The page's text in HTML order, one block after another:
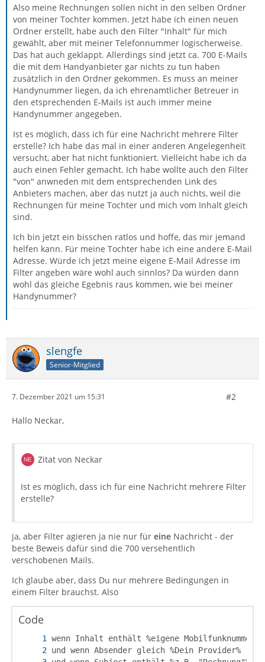
Also meine Rechnungen sollen nicht in den selben Ordner
von meiner Tochter kommen. Jetzt habe ich einen neuen
Ordner erstellt, habe auch den Filter "Inhalt" für mich
gewählt, aber mit meiner Telefonnummer logischerweise.
Das hat auch geklappt. Allerdings sind jetzt ca. 700 E-Mails
die mit dem Handyanbieter gar nichts zu tun haben
zusätzlich in den Ordner gekommen. Es muss an meiner
Handynummer liegen, da ich ehrenamtlicher Betreuer in
den etsprechenden E-Mails ist auch immer meine
Handynummer angegeben.
Ist es möglich, dass ich für eine Nachricht mehrere Filter
erstelle? Ich habe das mal in einer anderen Angelegenheit
versucht, aber hat nicht funktioniert. Vielleicht habe ich da
auch einen Fehler gemacht. Ich habe wollte auch den Filter
"von" anwneden mit dem entsprechenden Link des
Anbieters machen, aber das nutzt ja auch nichts, weil die
Rechnungen für meine Tochter und mich vom Inhalt gleich
sind.
Ich bin jetzt ein bisschen ratlos und hoffe, das mir jemand
helfen kann. Für meine Tochter habe ich eine andere E-Mail
Adresse. Würde ich jetzt meine eigene E-Mail Adresse im
Filter angeben wäre wohl auch sinnlos? Da würden dann
wohl das gleiche Egebnis raus kommen, wie bei meiner
Handynummer?
slengfe
Senior-Mitglied
7. Dezember 2021 um 15:31 #2
Hallo Neckar,
Zitat von Neckar
Ist es möglich, dass ich für eine Nachricht mehrere Filter
erstelle?
ja, aber Filter agieren ja nie nur für eine Nachricht - der
beste Beweis dafür sind die 700 versehentlich
verschobenen Mails.
Ich glaube aber, dass Du nur mehrere Bedingungen in
einem Filter brauchst. Also
Code